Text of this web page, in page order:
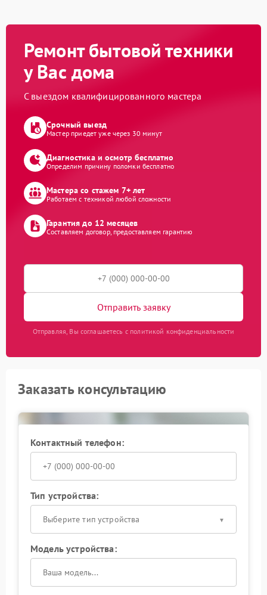
Ремонт бытовой техники
у Вас дома
С выездом квалифицированного мастера
Срочный выезд
Мастер приедет уже через 30 минут
Диагностика и осмотр бесплатно
Определим причину поломки бесплатно
Мастера со стажем 7+ лет
Работаем с техникой любой сложности
Гарантия до 12 месяцев
Составляем договор, предоставляем гарантию
Отправить заявку
Отправляя, Вы соглашаетесь с политикой конфиденциальности
Заказать консультацию
Контактный телефон:
Тип устройства:
Выберите тип устройства
Модель устройства: